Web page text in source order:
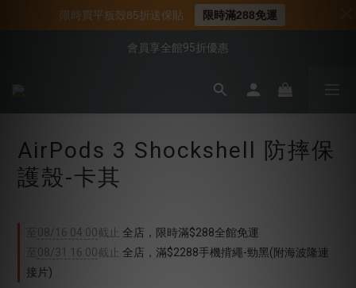
📍新客首購現折$50｜加入會員立即領取
📌年中下殺 手機殼3折起
會員享全館95折優惠
📍新客首購現折$50｜加入會員立即領取
AirPods 3 Shockshell 防摔保
護殼-卡其
08/16 04:00截止
全店，限時滿$288全館免運
08/31 16:00截止
全店，滿$2288手機揹繩-勁黑(附海波隆連
接片)
限時買平板殼85折送保貼 限時滿288免運